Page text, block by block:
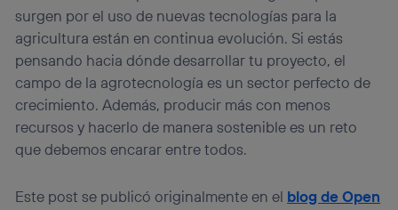
surgen por el uso de nuevas tecnologías para la
agricultura están en continua evolución. Si estás
pensando hacia dónde desarrollar tu proyecto, el
campo de la agrotecnología es un sector perfecto de
crecimiento. Además, producir más con menos
recursos y hacerlo de manera sostenible es un reto
que debemos encarar entre todos.
Este post se publicó originalmente en el blog de Open